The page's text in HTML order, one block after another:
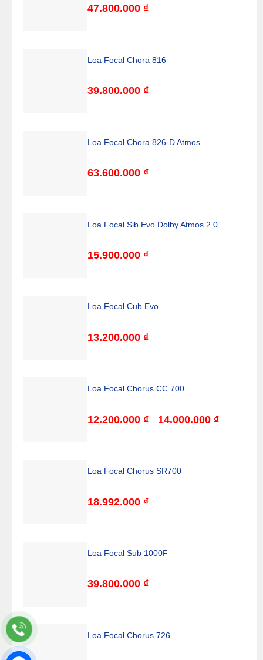
47.800.000 ₫
Loa Focal Chora 816
39.800.000 ₫
Loa Focal Chora 826-D Atmos
63.600.000 ₫
Loa Focal Sib Evo Dolby Atmos 2.0
15.900.000 ₫
Loa Focal Cub Evo
13.200.000 ₫
Loa Focal Chorus CC 700
12.200.000 ₫ – 14.000.000 ₫Khoảng
Loa Focal Chorus SR700
18.992.000 ₫
Loa Focal Sub 1000F
39.800.000 ₫
Loa Focal Chorus 726